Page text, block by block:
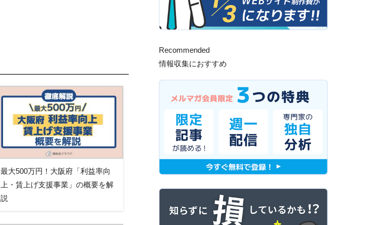
最大500万円！大阪府「利益率向
上・賃上げ支援事業」の概要を解
説
Recommended
情報収集におすすめ